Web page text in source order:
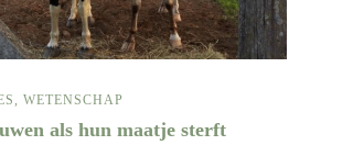
WETENSCHAP
als hun maatje sterft